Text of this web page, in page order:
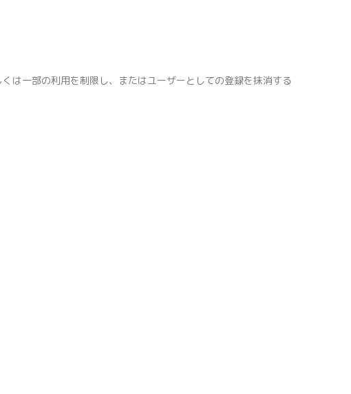
は一部の利用を制限し、またはユーザーとしての登録を抹消する